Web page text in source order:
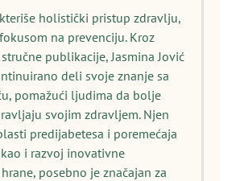
holistički pristup zdravlju,
na prevenciju. Kroz
publikacije, Jasmina Jović
deli svoje znanje sa
pomažući ljudima da bolje
svojim zdravljem. Njen
predijabetesa i poremećaja
i razvoj inovativne
posebno je značajan za